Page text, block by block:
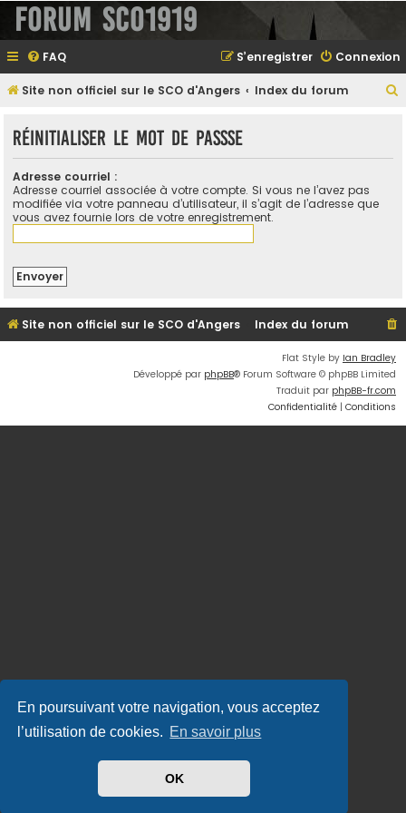
En poursuivant votre navigation, vous acceptez
l’utilisation de cookies. En savoir plus
OK
Forum SCO1919
FAQ Connexion
S’enregistrer
Site non officiel sur le SCO d'Angers Index du forum
Réinitialiser le mot de passse
Adresse courriel :
Adresse courriel associée à votre compte. Si vous ne l’avez pas
modifiée via votre panneau d’utilisateur, il s’agit de l’adresse que
vous avez fournie lors de votre enregistrement.
Site non officiel sur le SCO d'Angers Index du forum
Flat Style by Ian Bradley
Développé par phpBB® Forum Software © phpBB Limited
Traduit par phpBB-fr.com
Confidentialité | Conditions